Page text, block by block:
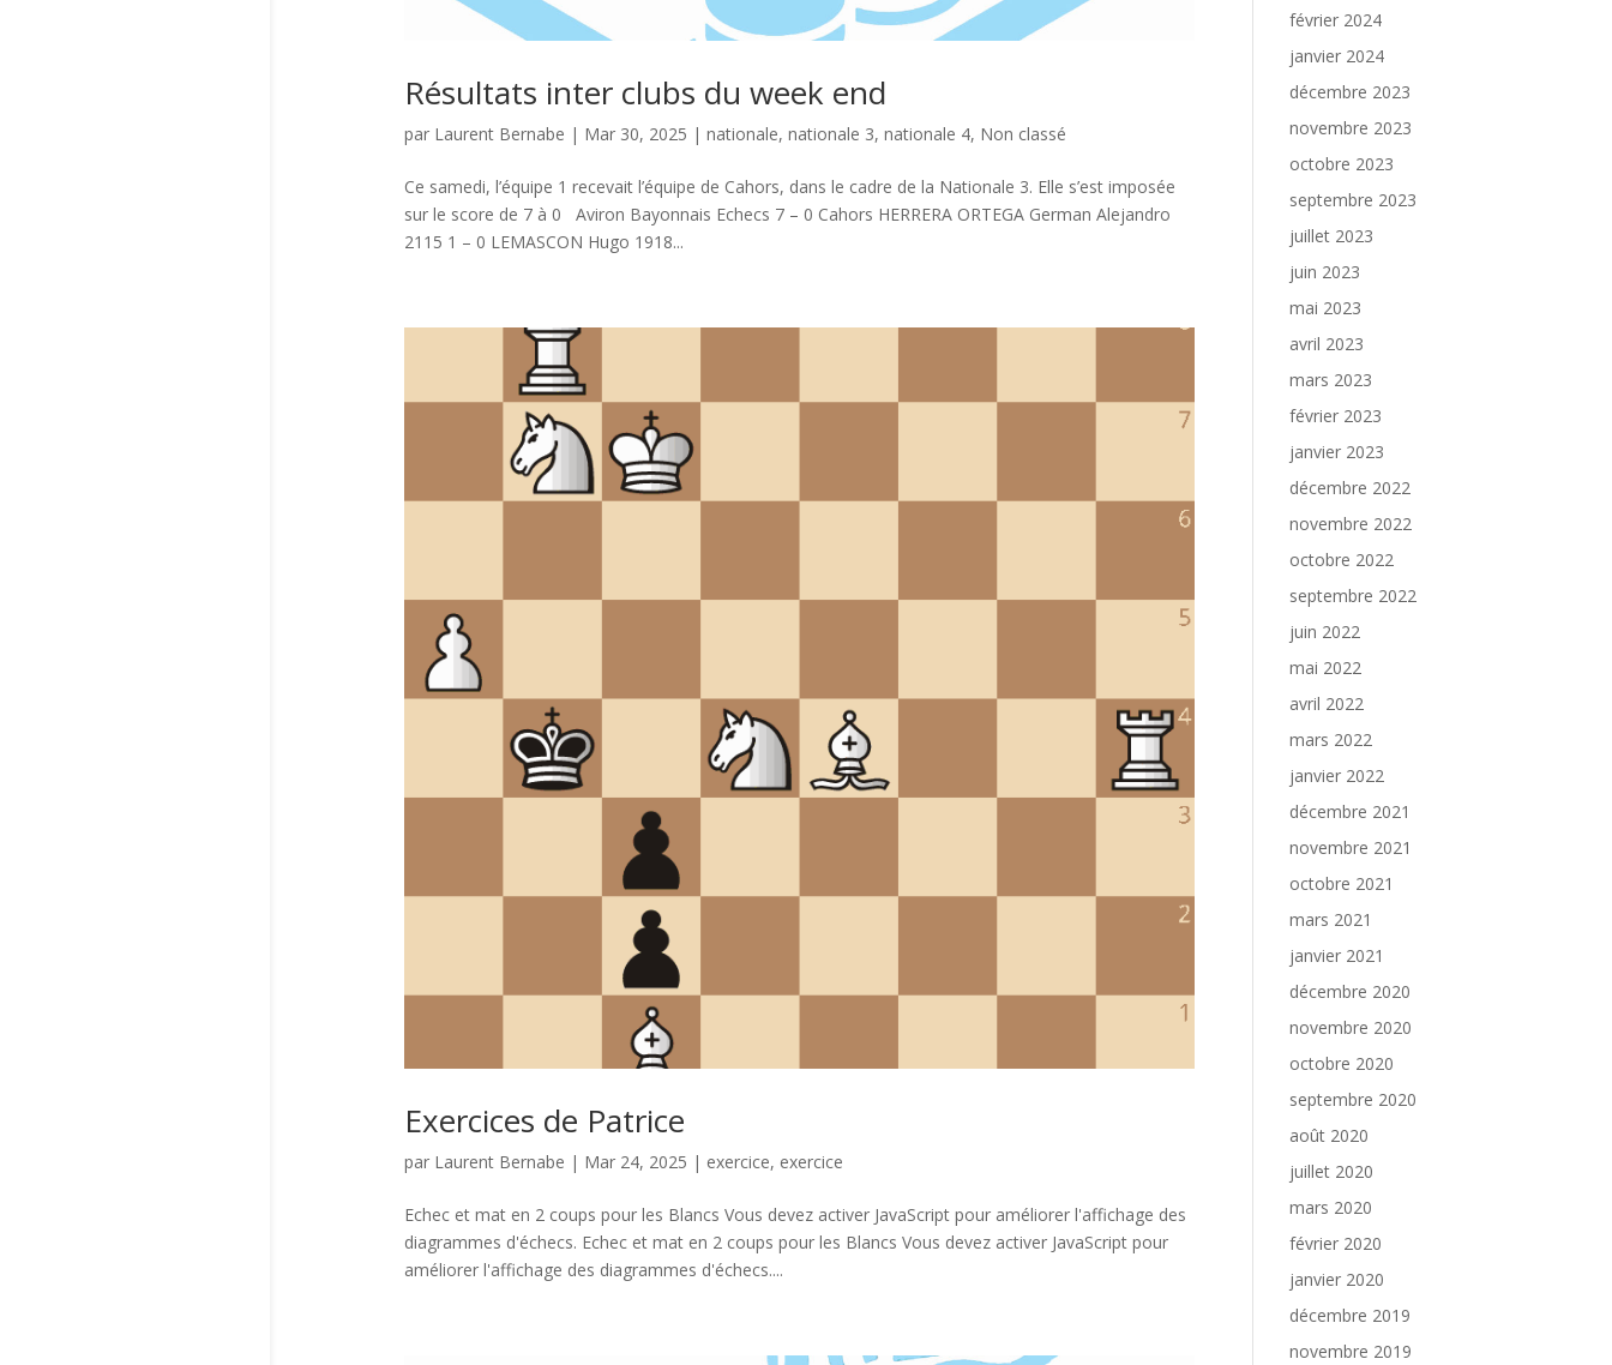
Résultats inter clubs du week end
par Laurent Bernabe | Mar 30, 2025 | nationale, nationale 3, nationale 4, Non classé
Ce samedi, l’équipe 1 recevait l’équipe de Cahors, dans le cadre de la Nationale 3. Elle s’est imposée
sur le score de 7 à 0 Aviron Bayonnais Echecs 7 – 0 Cahors HERRERA ORTEGA German Alejandro
2115 1 – 0 LEMASCON Hugo 1918...
Exercices de Patrice
par Laurent Bernabe | Mar 24, 2025 | exercice, exercice
Echec et mat en 2 coups pour les Blancs Vous devez activer JavaScript pour améliorer l'affichage des
diagrammes d'échecs. Echec et mat en 2 coups pour les Blancs Vous devez activer JavaScript pour
améliorer l'affichage des diagrammes d'échecs....
février 2024
janvier 2024
décembre 2023
novembre 2023
octobre 2023
septembre 2023
juillet 2023
juin 2023
mai 2023
avril 2023
mars 2023
février 2023
janvier 2023
décembre 2022
novembre 2022
octobre 2022
septembre 2022
juin 2022
mai 2022
avril 2022
mars 2022
janvier 2022
décembre 2021
novembre 2021
octobre 2021
mars 2021
janvier 2021
décembre 2020
novembre 2020
octobre 2020
septembre 2020
août 2020
juillet 2020
mars 2020
février 2020
janvier 2020
décembre 2019
novembre 2019